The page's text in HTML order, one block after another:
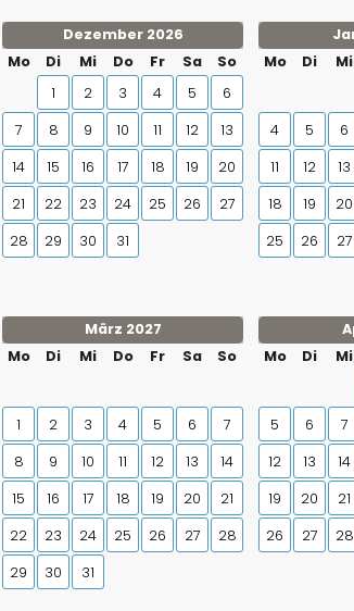
Dezember 2026
Mo
Di Mi Do Fr Sa
So
1
2 3 4 5
6
7
8 9 10 11 12
13
14
15 16 17 18 19
20
21
22 23 24 25 26
27
28
29 30 31
Mo
Di Mi
4
5 6
11
12 13
18
19 20
25
26 27
März 2027
Mo
Di Mi Do Fr Sa So
1 2 3 4 5 6
7
8
9 10 11 12 13
14
15
16 17 18 19 20
21
22
23 24 25 26 27
28
29
30 31
Mo
Di Mi
5
6 7
12
13 14
19
20 21
26
27 28